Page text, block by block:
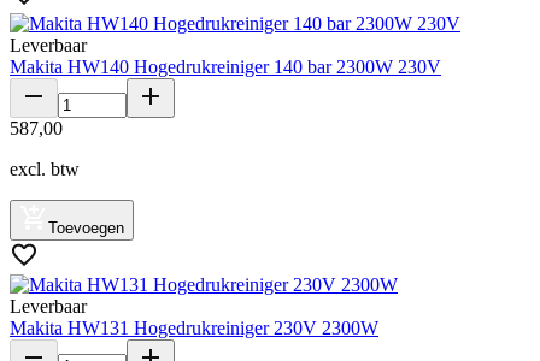
Leverbaar
Makita HW140 Hogedrukreiniger 140 bar 2300W 230V
587,00
excl. btw
Toevoegen
Leverbaar
Makita HW131 Hogedrukreiniger 230V 2300W